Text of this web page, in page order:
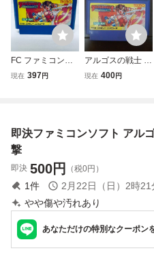
FC ファミコンソ
フト アルゴスの戦
現在 397円
アルゴスの戦士 は
ちゃめちゃ大進撃
現在 400円
即決ファミコンソフト アル
撃
即決 500円 （税0円）
1件 2月22日（日）2時21
やや傷や汚れあり
あなただけの特別なクーポン